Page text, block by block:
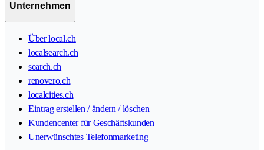
Unternehmen
Über local.ch
localsearch.ch
search.ch
renovero.ch
localcities.ch
Eintrag erstellen / ändern / löschen
Kundencenter für Geschäftskunden
Unerwünschtes Telefonmarketing